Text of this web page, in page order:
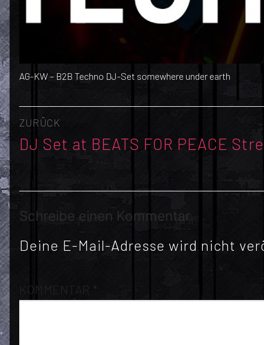
AG-KW – B2B Techno DJ-Set somewhere under earth
Beitragsnavigation
ZURÜCK
Vorheriger
DJ Set at BEATS FOR PEACE
Schreibe einen Kommentar
Deine E-Mail-Adresse wird nicht
KOMMENTAR *